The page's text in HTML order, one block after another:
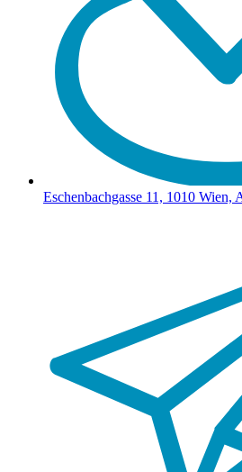
Eschenbachgasse 11, 1010 Wien,